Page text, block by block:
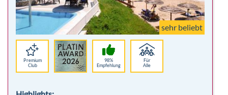
Highlights:
Segeln
Tennis
Wellness
Hotelbeschreibung
7 Nächte
All Inclusive
inkl. Flug
p.P. ab 1.571 €